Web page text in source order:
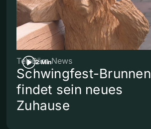
2 Min
TeleBärn News
Schwingfest-Brunnen
findet sein neues
Zuhause